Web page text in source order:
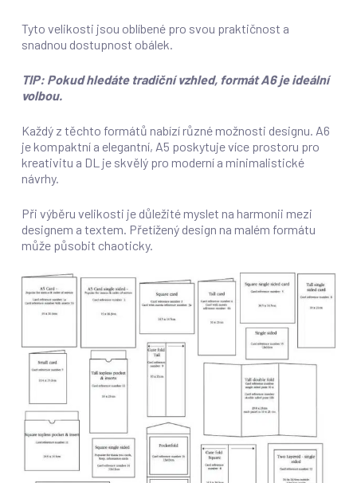
Tyto velikosti jsou oblíbené pro svou praktičnost a
snadnou dostupnost obálek.
TIP: Pokud hledáte tradiční vzhled, formát A6 je ideální
volbou.
Každý z těchto formátů nabízí různé možnosti designu. A6
je kompaktní a elegantní, A5 poskytuje více prostoru pro
kreativitu a DL je skvělý pro moderní a minimalistické
návrhy.
Při výběru velikosti je důležité myslet na harmonii mezi
designem a textem. Přetížený design na malém formátu
může působit chaoticky.